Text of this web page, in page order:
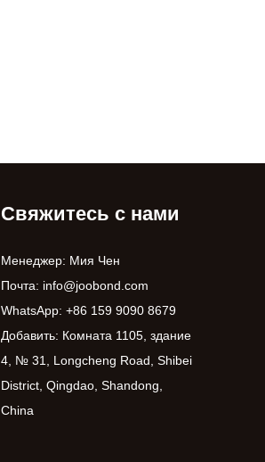
Свяжитесь с нами
Менеджер: Мия Чен
Почта: info@joobond.com
WhatsApp: +86 159 9090 8679
Добавить: Комната 1105, здание
4, № 31, Longcheng Road, Shibei
District, Qingdao, Shandong,
China